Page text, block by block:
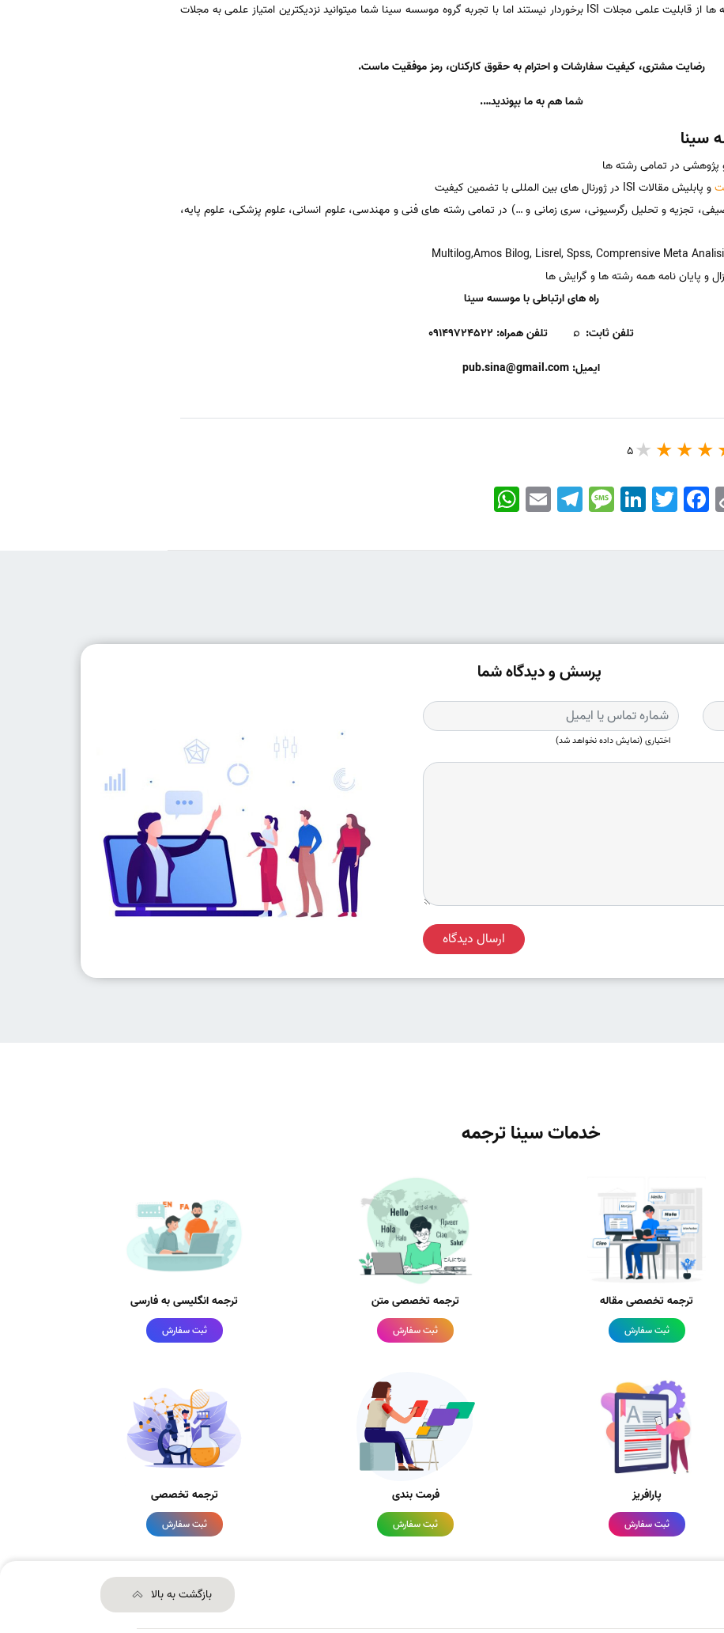
بدیهی است کلیه مقالات و پایان نامه ها از قابلیت علمی مجلات ISI برخوردار نیستند اما با تجربه گروه موسسه سینا شما میتوانید نزدیکترین امتیاز علمی به مجلات
رضایت مشتری، کیفیت سفارشات و احترام به حقوق کارکنان، رمز موفقیت ماست.
شما هم به ما بپوندید….
سینا
در تمامی رشته ها
و پابلیش مقالات ISI در ژورنال های بین المللی با تضمین کیفیت
تجزیه و تحلیل رگرسیونی، سری زمانی و …) در تمامی رشته های فنی و مهندسی، علوم انسانی، علوم پزشکی، علوم پایه،
و پایان نامه همه رشته ها و گرایش ها
راه های ارتباطی با موسسه سینا
تلفن ثابت: ⌕ تلفن همراه: ۰۹۱۴۹۷۲۴۵۲۲
ایمیل: pub.sina@gmail.com
5
WhatsApp EmailTelegramMessageLinkedIn TwitterFacebook
پرسش و دیدگاه شما
اختیاری (نمایش داده نخواهد شد)
ارسال دیدگاه
خدمات سینا ترجمه
ترجمه تخصصی مقاله
ثبت سفارش
ترجمه تخصصی متن
ثبت سفارش
ترجمه انگلیسی به فارسی
ثبت سفارش
پارافریز
ثبت سفارش
فرمت بندی
ثبت سفارش
ترجمه تخصصی
ثبت سفارش
بازگشت به بالا